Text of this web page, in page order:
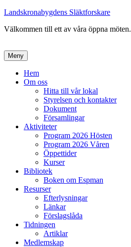
Landskronabygdens Släktforskare
Välkommen till ett av våra öppna möten.
Meny
Primär
meny
Hem
Om oss
Hitta till vår lokal
Styrelsen och kontakter
Dokument
Församlingar
Aktiviteter
Program 2026 Hösten
Program 2026 Våren
Öppettider
Kurser
Bibliotek
Boken om Espman
Resurser
Efterlysningar
Länkar
Förslagslåda
Tidningen
Artiklar
Medlemskap